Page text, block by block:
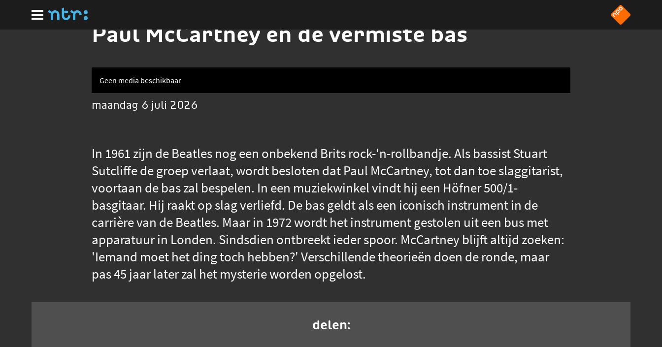
hoofdinhoud
Paul McCartney en de vermiste bas
Geen media beschikbaar
maandag 6 juli 2026
In 1961 zijn de Beatles nog een onbekend Brits rock-'n-rollbandje. Als bassist Stuart
Sutcliffe de groep verlaat, wordt besloten dat Paul McCartney, tot dan toe slaggitarist,
voortaan de bas zal bespelen. In een muziekwinkel vindt hij een Höfner 500/1-
basgitaar. Hij raakt op slag verliefd. De bas geldt als een iconisch instrument in de
carrière van de Beatles. Maar in 1972 wordt het instrument gestolen uit een bus met
apparatuur in Londen. Sindsdien ontbreekt ieder spoor. McCartney blijft altijd zoeken:
'Iemand moet het ding toch hebben?' Verschillende theorieën doen de ronde, maar
pas 45 jaar later zal het mysterie worden opgelost.
delen: